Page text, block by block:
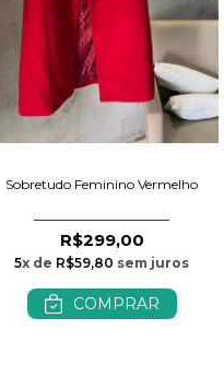
Sobretudo Feminino Vermelho
R$299,00
5x de R$59,80 sem juros
COMPRAR